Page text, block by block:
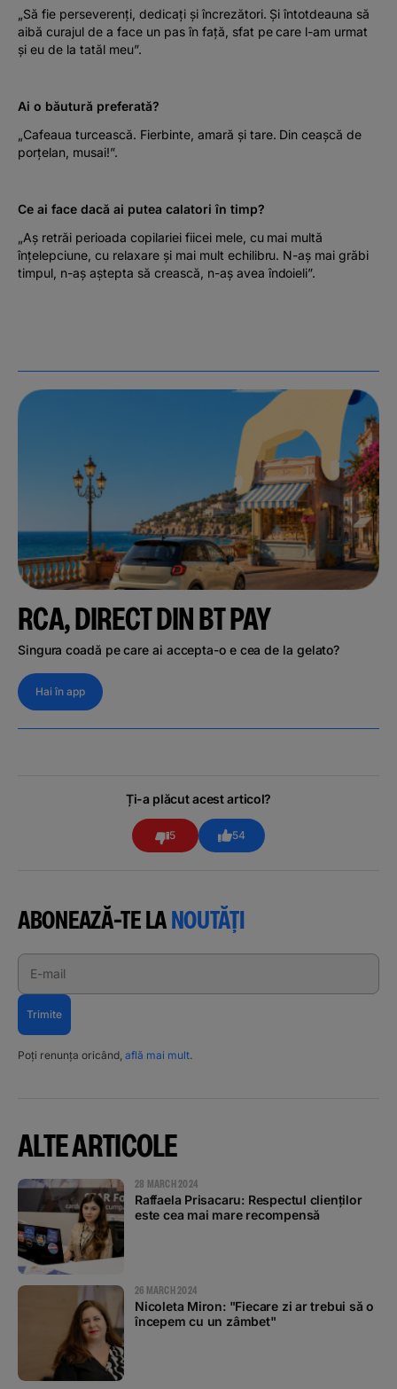
„Să fie perseverenți, dedicați și încrezători. Și întotdeauna să
aibă curajul de a face un pas în față, sfat pe care l-am urmat
și eu de la tatăl meu”.
Ai o băutură preferată?
„Cafeaua turcească. Fierbinte, amară și tare. Din ceașcă de
porțelan, musai!”.
Ce ai face dacă ai putea calatori în timp?
„Aș retrăi perioada copilariei fiicei mele, cu mai multă
înțelepciune, cu relaxare și mai mult echilibru. N-aș mai grăbi
timpul, n-aș aștepta să crească, n-aș avea îndoieli”.
RCA, DIRECT DIN BT PAY
Singura coadă pe care ai accepta-o e cea de la gelato?
Hai în app
Ți-a plăcut acest articol?
5 54
ABONEAZĂ-TE LANOUTĂȚI
E-mail
Trimite
Poți renunța oricând, află mai mult.
ALTE ARTICOLE
28 MARCH 2024
Raffaela Prisacaru: Respectul clienților
este cea mai mare recompensă
26 MARCH 2024
Nicoleta Miron: "Fiecare zi ar trebui să o
începem cu un zâmbet"